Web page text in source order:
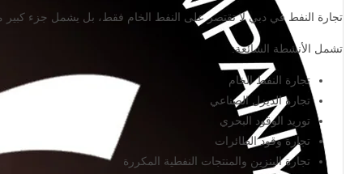
تجارة النفط في دبي لا تقتصر على النفط الخام فقط، بل يشمل جزء كبير
تشمل الأنشطة الشائعة:
تجارة النفط الخام
تجارة الديزل الصناعي
توريد الوقود البحري
تجارة وقود الطائرات
تجارة البنزين والمنتجات النفطية المكررة